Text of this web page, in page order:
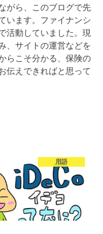
がら、このブログで先
います。ファイナンシ
活動していました。現
、サイトの運営などを
らこそ分かる、保険の
伝えできればと思って
用語